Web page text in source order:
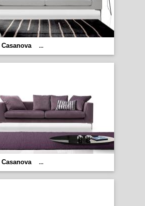
Casanova ...
Casanova ...